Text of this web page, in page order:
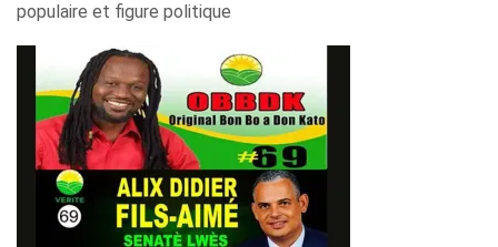
populaire et figure politique